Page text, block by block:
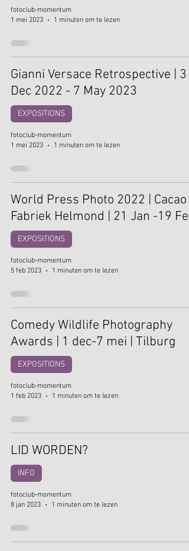
fotoclub-momentum
1 mei 2023
1 minuten om te lezen
Gianni Versace Retrospective | 3
Dec 2022 - 7 May 2023
EXPOSITIONS
fotoclub-momentum
1 mei 2023
1 minuten om te lezen
World Press Photo 2022 | Cacao
Fabriek Helmond | 21 Jan -19 Feb
EXPOSITIONS
fotoclub-momentum
5 feb 2023
1 minuten om te lezen
Comedy Wildlife Photography
Awards | 1 dec-7 mei | Tilburg
EXPOSITIONS
fotoclub-momentum
1 feb 2023
1 minuten om te lezen
LID WORDEN?
INFO
fotoclub-momentum
8 jan 2023
1 minuten om te lezen